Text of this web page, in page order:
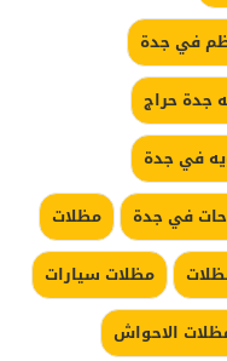
في جدة
جدة حراج
في جدة
في جدة
مظلات
مظلات سيارات
الاحواش